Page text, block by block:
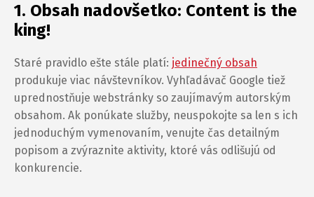
1. Obsah nadovšetko: Content is the
king!
Staré pravidlo ešte stále platí: jedinečný obsah
produkuje viac návštevníkov. Vyhľadávač Google tiež
uprednostňuje webstránky so zaujímavým autorským
obsahom. Ak ponúkate služby, neuspokojte sa len s ich
jednoduchým vymenovaním, venujte čas detailným
popisom a zvýraznite aktivity, ktoré vás odlišujú od
konkurencie.